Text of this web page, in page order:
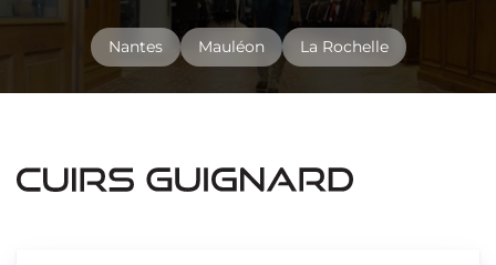
Nantes Mauléon La Rochelle